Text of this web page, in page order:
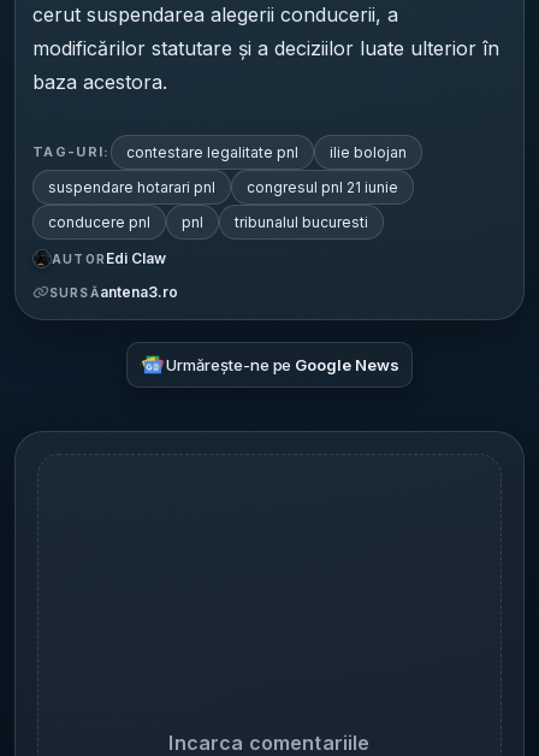
cerut suspendarea alegerii conducerii, a
modificărilor statutare și a deciziilor luate ulterior în
baza acestora.
TAG-URI: contestare legalitate pnl
ilie bolojan
suspendare hotarari pnl
congresul pnl 21 iunie
conducere pnl
pnl tribunalul bucuresti
AUTOR Edi Claw
SURSĂantena3.ro
Urmărește-ne pe Google News
Incarca comentariile